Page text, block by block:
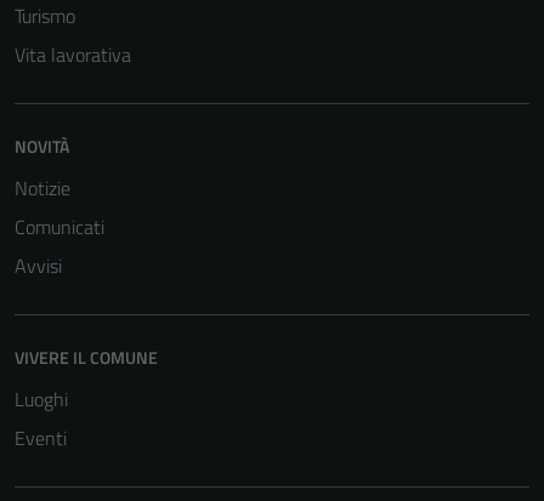
Turismo
Vita lavorativa
NOVITÀ
Notizie
Comunicati
Avvisi
VIVERE IL COMUNE
Luoghi
Eventi
Questi cookie
disabilitati.